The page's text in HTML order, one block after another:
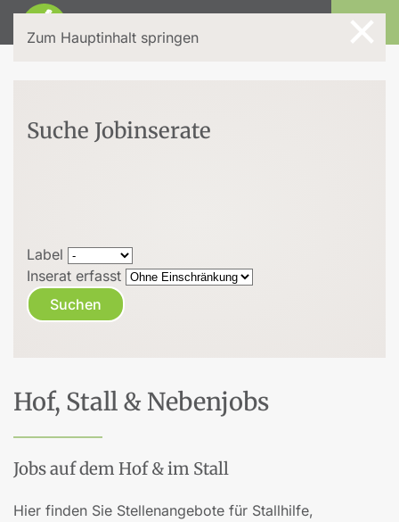
Zum Hauptinhalt springen
Hof, Stall & Nebenjobs
Jobs auf dem Hof & im Stall
Hier finden Sie Stellenangebote für Stallhilfe,
Suche Jobinserate
Label
Inserat erfasst
Suchen
×